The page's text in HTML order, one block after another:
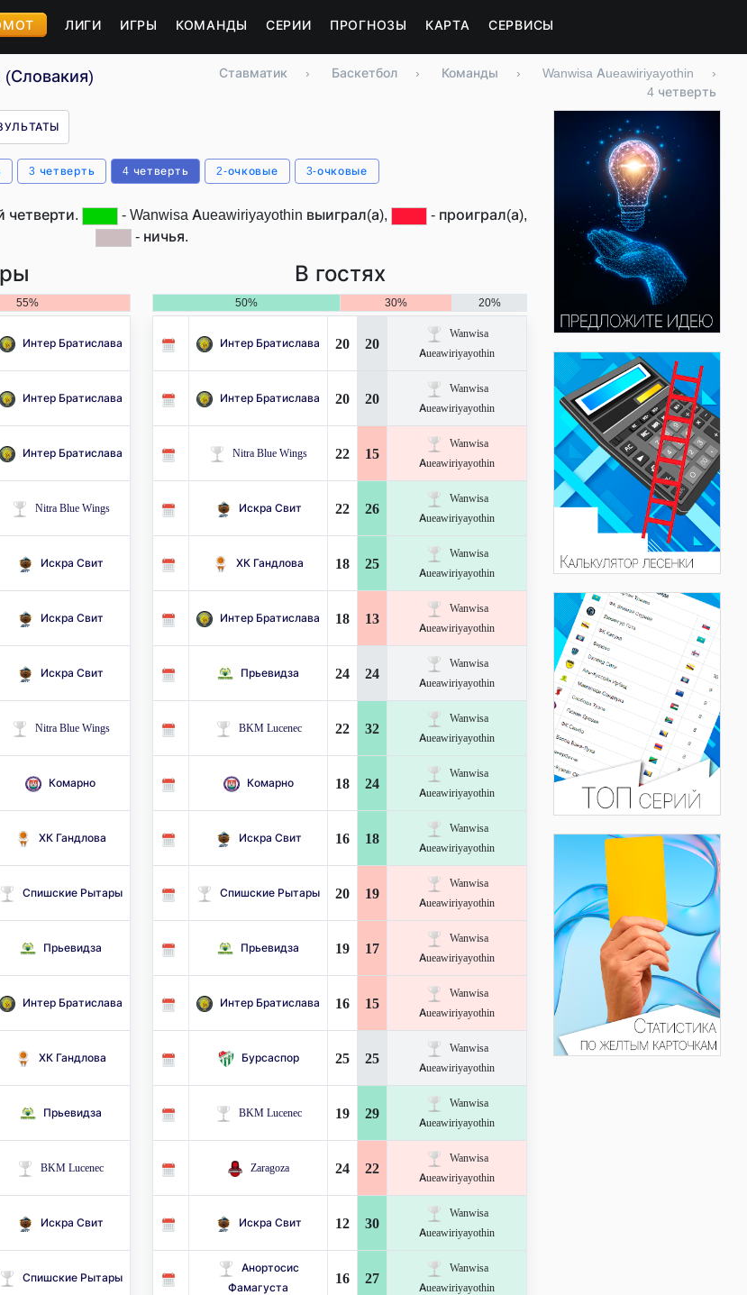
ЛИГИ ИГРЫ КОМАНДЫ СЕРИИ ПРОГНОЗЫ КАРТА СЕРВИСЫ
(Словакия) Ставматик › Баскетбол › Команды › Wanwisa Aueawiriyayothin
›
4 четверть
3 четверть 4 четверть 2-очковые 3-очковые
четверти. - Wanwisa Aueawiriyayothin выиграл(а),
- проиграл(а),
- ничья.
55%
Интер Братислава
Интер Братислава
Интер Братислава
Nitra Blue Wings
Искра Свит
Искра Свит
Искра Свит
Nitra Blue Wings
Комарно
ХК Гандлова
Спишские Рытары
Прьевидза
Интер Братислава
ХК Гандлова
Прьевидза
BKM Lucenec
Искра Свит
Спишские Рытары
В гостях
50% 30% 20%
Интер Братислава 20 20
Wanwisa
Aueawiriyayothin
Интер Братислава 20 20
Wanwisa
Aueawiriyayothin
Nitra Blue Wings 22 15
Wanwisa
Aueawiriyayothin
Искра Свит 22 26
Wanwisa
Aueawiriyayothin
ХК Гандлова 18 25
Wanwisa
Aueawiriyayothin
Интер Братислава 18 13
Wanwisa
Aueawiriyayothin
Прьевидза 24 24
Wanwisa
Aueawiriyayothin
BKM Lucenec 22 32
Wanwisa
Aueawiriyayothin
Комарно 18 24
Wanwisa
Aueawiriyayothin
Искра Свит 16 18
Wanwisa
Aueawiriyayothin
Спишские Рытары 20 19
Wanwisa
Aueawiriyayothin
Прьевидза 19 17
Wanwisa
Aueawiriyayothin
Интер Братислава 16 15
Wanwisa
Aueawiriyayothin
Бурсаспор 25 25
Wanwisa
Aueawiriyayothin
BKM Lucenec 19 29
Wanwisa
Aueawiriyayothin
Zaragoza 24 22
Wanwisa
Aueawiriyayothin
Искра Свит 12 30
Wanwisa
Aueawiriyayothin
Анортосис
Фамагуста
16 27
Wanwisa
Aueawiriyayothin